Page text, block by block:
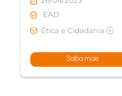
EAD
Ética e Cidadania+
Saiba mais